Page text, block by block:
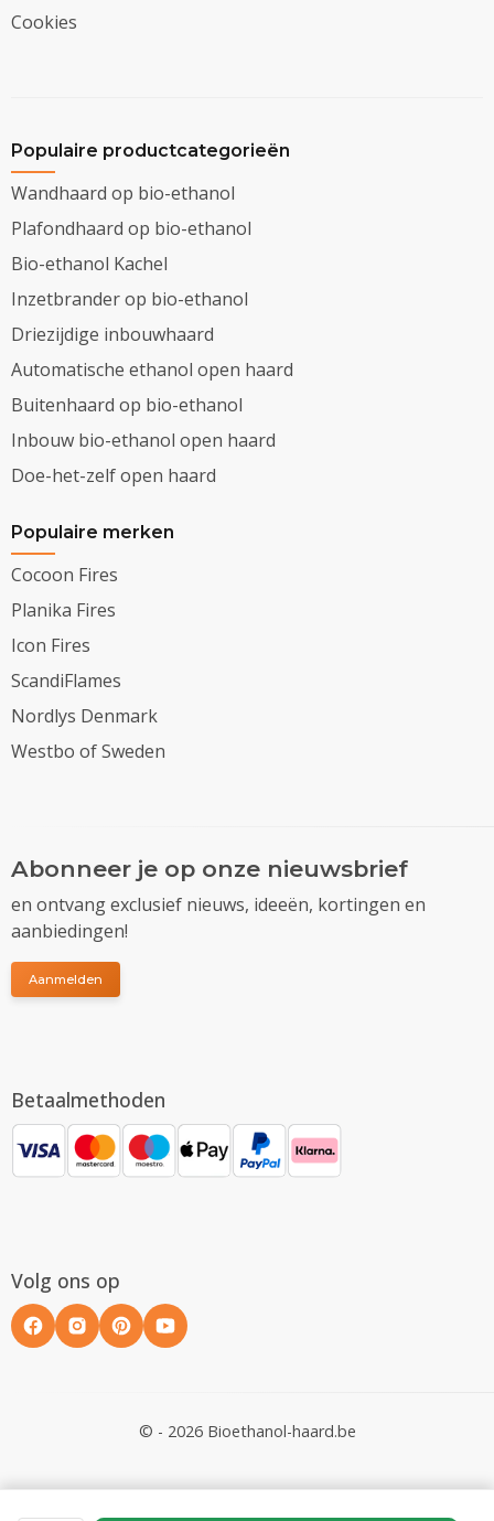
Cookies
Populaire productcategorieën
Wandhaard op bio-ethanol
Plafondhaard op bio-ethanol
Bio-ethanol Kachel
Inzetbrander op bio-ethanol
Driezijdige inbouwhaard
Automatische ethanol open haard
Buitenhaard op bio-ethanol
Inbouw bio-ethanol open haard
Doe-het-zelf open haard
Populaire merken
Cocoon Fires
Planika Fires
Icon Fires
ScandiFlames
Nordlys Denmark
Westbo of Sweden
Abonneer je op onze nieuwsbrief
en ontvang exclusief nieuws, ideeën, kortingen en
aanbiedingen!
Aanmelden
Betaalmethoden
Volg ons op
© - 2026 Bioethanol-haard.be